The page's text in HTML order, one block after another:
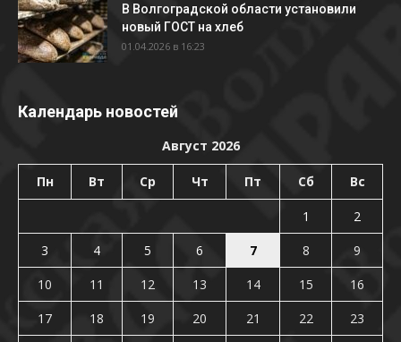
В Волгоградской области установили
новый ГОСТ на хлеб
01.04.2026 в 16:23
Календарь новостей
Август 2026
Пн Вт Ср Чт Пт Сб Вс
1
2
3
4 5 6 7 8
9
10
11 12 13 14 15
16
17
18 19 20 21 22
23